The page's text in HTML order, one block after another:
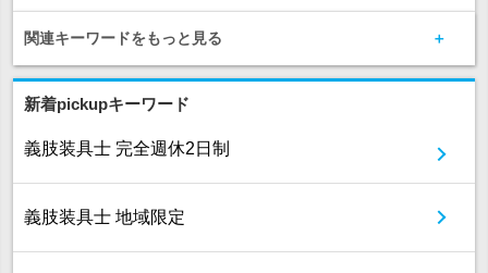
関連キーワードをもっと見る
新着pickupキーワード
義肢装具士 完全週休2日制
義肢装具士 地域限定